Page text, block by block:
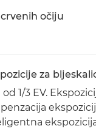
očiju
za
1/3 EV.